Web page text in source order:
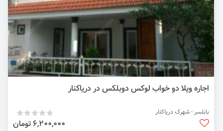
اجاره ویلا دو خواب لوکس دوبلکس در دریاکنار
بابلسر - شهرک دریاکنار
6,200,000 تومان